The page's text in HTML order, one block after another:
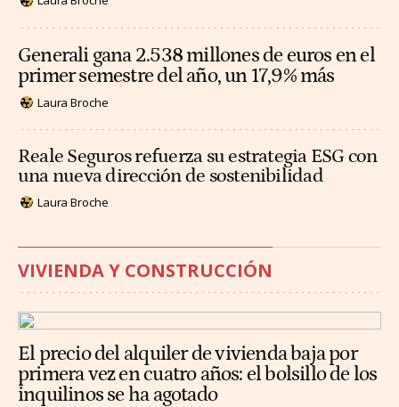
Generali gana 2.538 millones de euros en el
primer semestre del año, un 17,9% más
Laura Broche
Reale Seguros refuerza su estrategia ESG con
una nueva dirección de sostenibilidad
Laura Broche
VIVIENDA Y CONSTRUCCIÓN
El precio del alquiler de vivienda baja por
primera vez en cuatro años: el bolsillo de los
inquilinos se ha agotado